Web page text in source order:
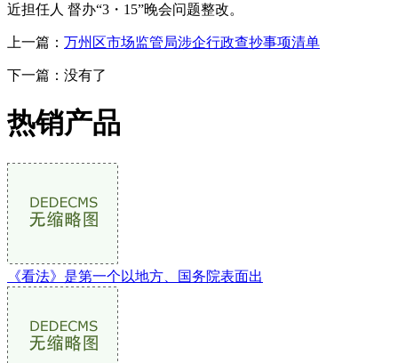
近担任人 督办“3・15”晚会问题整改。
上一篇： 万州区市场监管局涉企行政查抄事项清单
下一篇：没有了
热销产品
《看法》是第一个以地方、国务院表面出